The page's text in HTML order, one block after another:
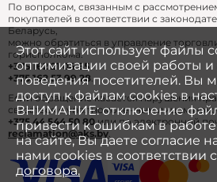
По вопросам, связанным с
покупателей в соответствии с
Беларусь,
можно обратиться в управление
горисполкома:
+375 162 21 04 65
+375 162 53 99 28.
Если обращение касается нарушения
связаться с уполномоченным лицом
+375 44 544 50 80или по электронной
reclamation@aks.by.
Этот сайт использует файлы
оптимизации своей работы и
поведения посетителей. Вы
доступ к файлам cookies в
ВНИМАНИЕ: отключение
привести к ошибкам в работе
на сайте, Вы даете согласие
нами cookies в соответствии с
договора.